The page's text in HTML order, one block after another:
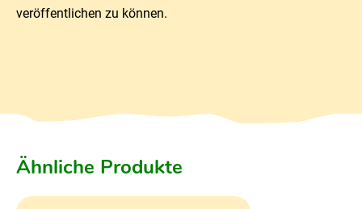
veröffentlichen zu können.
Ähnliche Produkte